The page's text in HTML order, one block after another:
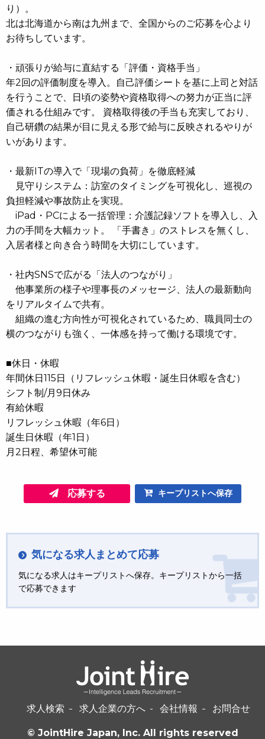
り）。
北は北海道から南は九州まで、全国からのご応募を心より
お待ちしています。
・頑張りが給与に直結する「評価・資格手当」
年2回の評価制度を導入。自己評価シートを基に上司と対話
を行うことで、日頃の姿勢や資格取得への努力が正当に評
価される仕組みです。 資格取得後の手当も充実しており、
自己研鑽の結果が目に見える形で給与に反映されるやりが
いがあります。
・最新ITの導入で「現場の負荷」を徹底軽減
見守りシステム：訪室のタイミングを可視化し、巡視の
負担軽減や事故防止を実現。
iPad・PCによる一括管理：介護記録ソフトを導入し、入
力の手間を大幅カット。 「手書き」のストレスを無くし、
入居者様と向き合う時間を大切にしています。
・社内SNSで広がる「法人のつながり」
他事業所の様子や理事長のメッセージ、法人の最新動向
をリアルタイムで共有。
組織の進む方向性が可視化されているため、職員同士の
横のつながりも強く、一体感を持って働ける環境です。
■休日・休暇
年間休日115日（リフレッシュ休暇・誕生日休暇を含む）
シフト制/月9日休み
有給休暇
リフレッシュ休暇（年6日）
誕生日休暇（年1日）
月2日程、希望休可能
応募する キープリストへ保存
気になる求人まとめて応募
気になる求人はキープリストへ保存。キープリストから一括
で応募できます
求人検索 求人企業の方へ 会社情報 お問合せ
© JointHire Japan, Inc. All rights reserved